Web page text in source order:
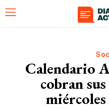
Calendario
cobran